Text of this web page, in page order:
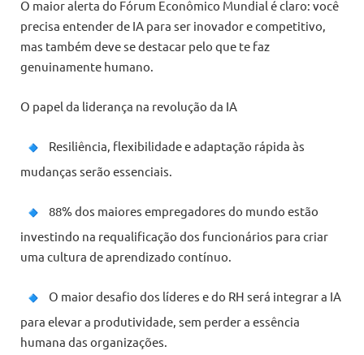
O maior alerta do Fórum Econômico Mundial é claro: você
precisa entender de IA para ser inovador e competitivo,
mas também deve se destacar pelo que te faz
genuinamente humano.
O papel da liderança na revolução da IA
Resiliência, flexibilidade e adaptação rápida às
mudanças serão essenciais.
88% dos maiores empregadores do mundo estão
investindo na requalificação dos funcionários para criar
uma cultura de aprendizado contínuo.
O maior desafio dos líderes e do RH será integrar a IA
para elevar a produtividade, sem perder a essência
humana das organizações.